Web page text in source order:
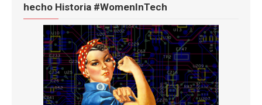
hecho Historia #WomenInTech